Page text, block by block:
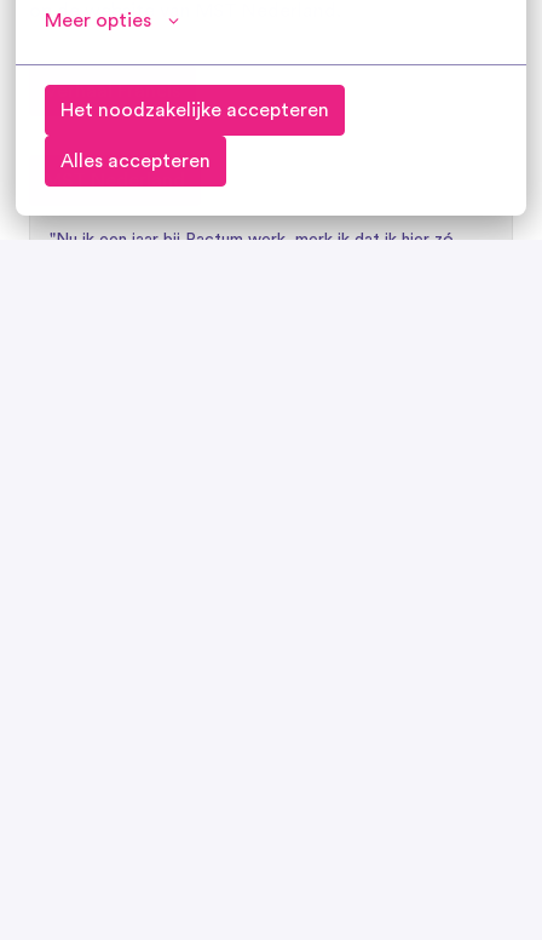
Meer opties
Het noodzakelijke accepteren
Alles accepteren
op de website van MST Nederland.
Verhaal Francis
MST Nederland
"Nu ik een jaar bij Pactum werk, merk ik dat ik hier zó